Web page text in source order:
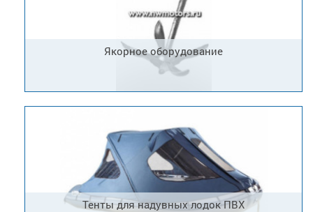
Якорное оборудование
Тенты для надувных лодок ПВХ